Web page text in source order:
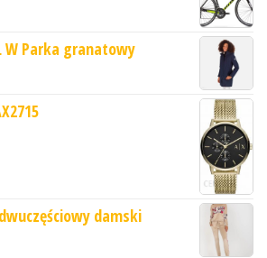
W Parka granatowy
dwuczęściowy damski